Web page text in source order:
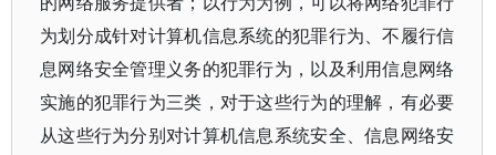
为划分成针对计算机信息系统的犯罪行为、不履行信
息网络安全管理义务的犯罪行为，以及利用信息网络
实施的犯罪行为三类，对于这些行为的理解，有必要
从这些行为分别对计算机信息系统安全、信息网络安